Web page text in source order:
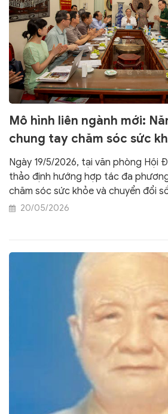
Mô hình liên ngành mới:
chung tay chăm sóc sức
và bảo tồn y học dân tộc
Ngày 19/5/2026, tại văn phòng Hội
thảo định hướng hợp tác đa
chăm sóc sức khỏe và chuyển đổi
sự chủ trì của TTND.PGS.TS. Đậu
20/05/2026